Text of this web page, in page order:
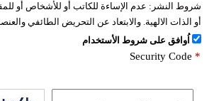
شروط النشر: عدم الإساءة للكاتب أو للأشخاص أو
أو الذات الالهية. والابتعاد عن التحريض الطائفي
اُوافق على شروط الأستخدام
Security Code *